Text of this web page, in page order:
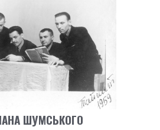
ШУМСЬКОГО